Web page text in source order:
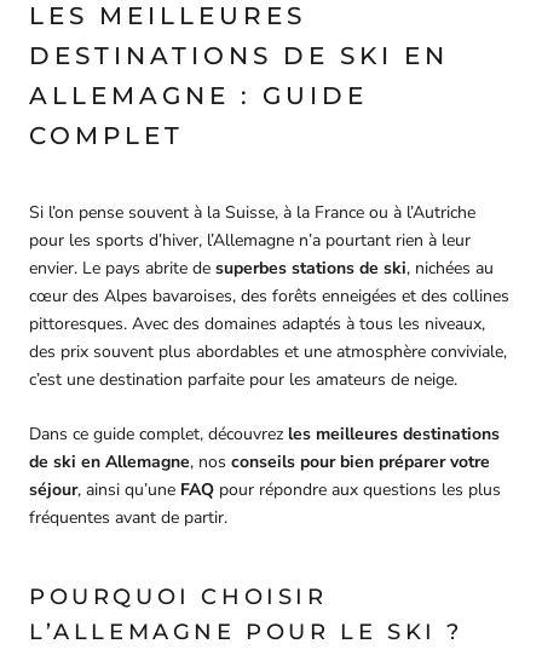
LES MEILLEURES
DESTINATIONS DE SKI EN
ALLEMAGNE : GUIDE
COMPLET
Si l’on pense souvent à la Suisse, à la France ou à l’Autriche
pour les sports d’hiver, l’Allemagne n’a pourtant rien à leur
envier. Le pays abrite de superbes stations de ski, nichées au
cœur des Alpes bavaroises, des forêts enneigées et des collines
pittoresques. Avec des domaines adaptés à tous les niveaux,
des prix souvent plus abordables et une atmosphère conviviale,
c’est une destination parfaite pour les amateurs de neige.
Dans ce guide complet, découvrez les meilleures destinations
de ski en Allemagne, nos conseils pour bien préparer votre
séjour, ainsi qu’une FAQ pour répondre aux questions les plus
fréquentes avant de partir.
POURQUOI CHOISIR
L’ALLEMAGNE POUR LE SKI ?